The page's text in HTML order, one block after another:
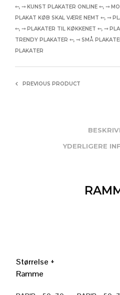
⤌, ⤍ KUNST PLAKATER ONLINE ⤌, ⤍
PLAKAT KØB SKAL VÆRE NEMT ⤌, ⤍
⤌, ⤍ PLAKATER TIL KØKKENET ⤌, ⤍
TRENDY PLAKATER ⤌, ⤙ SMÅ
PLAKATER
PREVIOUS PRODUCT
YDERLIGERE
Størrelse +
Ramme